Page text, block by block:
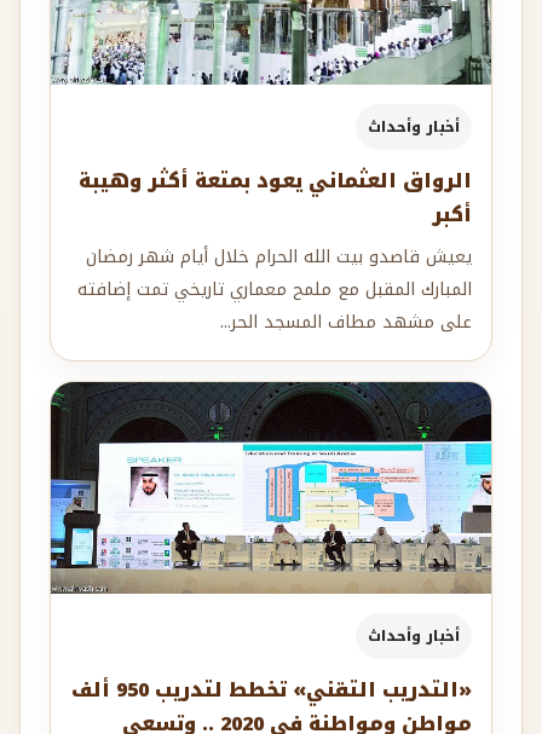
أخبار وأحداث
الرواق العثماني يعود بمتعة أكثر وهيبة
أكبر
يعيش قاصدو بيت الله الحرام خلال أيام شهر رمضان
المبارك المقبل مع ملمح معماري تاريخي تمت إضافته
على مشهد مطاف المسجد الحر...
أخبار وأحداث
«التدريب التقني» تخطط لتدريب 950 ألف
مواطن ومواطنة في 2020 .. وتسعى